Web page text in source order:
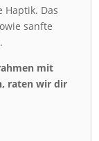
Das
sanfte
mit
raten wir dir